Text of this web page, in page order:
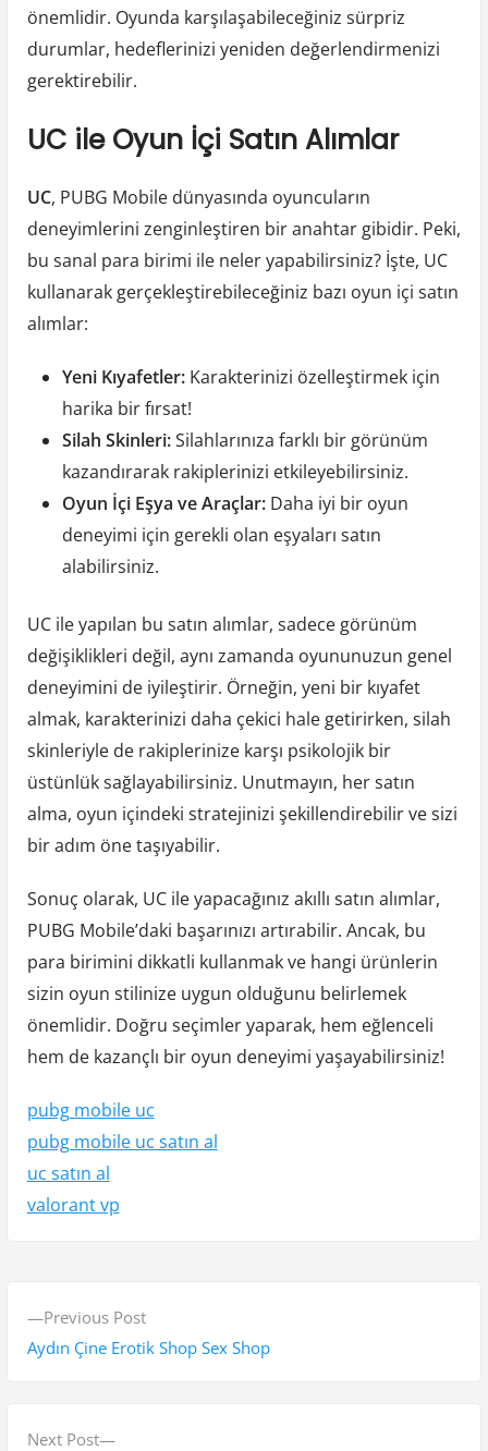
önemlidir. Oyunda karşılaşabileceğiniz sürpriz
durumlar, hedeflerinizi yeniden değerlendirmenizi
gerektirebilir.
UC ile Oyun İçi Satın Alımlar
UC, PUBG Mobile dünyasında oyuncuların
deneyimlerini zenginleştiren bir anahtar gibidir. Peki,
bu sanal para birimi ile neler yapabilirsiniz? İşte, UC
kullanarak gerçekleştirebileceğiniz bazı oyun içi satın
alımlar:
Yeni Kıyafetler:Karakterinizi özelleştirmek için
harika bir fırsat!
Silah Skinleri:Silahlarınıza farklı bir görünüm
kazandırarak rakiplerinizi etkileyebilirsiniz.
Oyun İçi Eşya ve Araçlar:Daha iyi bir oyun
deneyimi için gerekli olan eşyaları satın
alabilirsiniz.
UC ile yapılan bu satın alımlar, sadece görünüm
değişiklikleri değil, aynı zamanda oyununuzun genel
deneyimini de iyileştirir. Örneğin, yeni bir kıyafet
almak, karakterinizi daha çekici hale getirirken, silah
skinleriyle de rakiplerinize karşı psikolojik bir
üstünlük sağlayabilirsiniz. Unutmayın, her satın
alma, oyun içindeki stratejinizi şekillendirebilir ve sizi
bir adım öne taşıyabilir.
Sonuç olarak, UC ile yapacağınız akıllı satın alımlar,
PUBG Mobile’daki başarınızı artırabilir. Ancak, bu
para birimini dikkatli kullanmak ve hangi ürünlerin
sizin oyun stilinize uygun olduğunu belirlemek
önemlidir. Doğru seçimler yaparak, hem eğlenceli
hem de kazançlı bir oyun deneyimi yaşayabilirsiniz!
pubg mobile uc
pubg mobile uc satın al
uc satın al
valorant vp
Previous PostP
r
Aydın Çine Erotik Shop Sex Shop
Next Post
N